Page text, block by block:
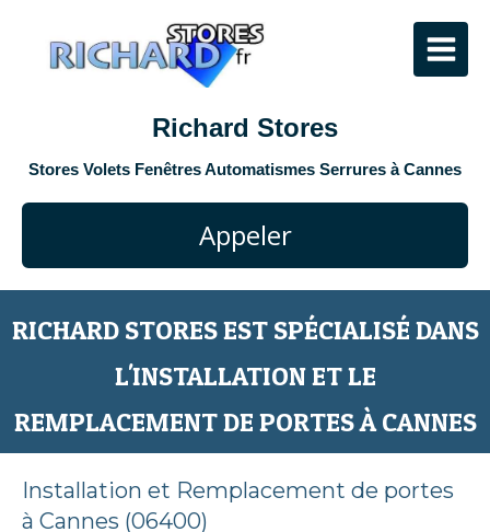
Richard Stores
Stores Volets Fenêtres Automatismes Serrures à Cannes
Appeler
RICHARD STORES EST SPÉCIALISÉ DANS
L'INSTALLATION ET LE
REMPLACEMENT DE PORTES À CANNES
Installation et Remplacement de portes
à Cannes (06400)